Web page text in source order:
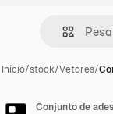
Início/stock/Vetores/
Conjunto de